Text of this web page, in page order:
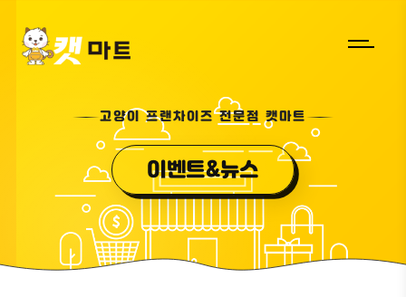
고양이 프랜차이즈 전문점 캣마트
이벤트&뉴스